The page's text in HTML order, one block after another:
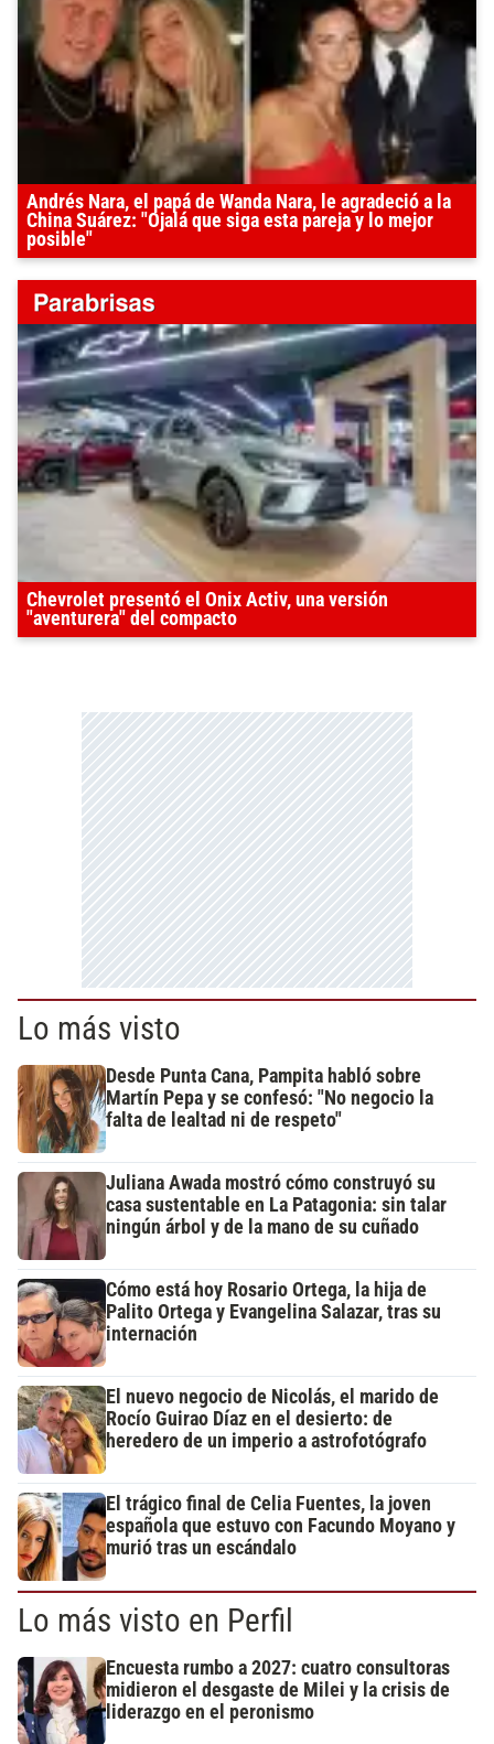
Andrés Nara, el papá de Wanda Nara, le agradeció a la
China Suárez: "Ojalá que siga esta pareja y lo mejor
posible"
Chevrolet presentó el Onix Activ, una versión
"aventurera" del compacto
Lo más visto
Desde Punta Cana, Pampita habló sobre
Martín Pepa y se confesó: "No negocio la
falta de lealtad ni de respeto"
Juliana Awada mostró cómo construyó su
casa sustentable en La Patagonia: sin talar
ningún árbol y de la mano de su cuñado
Cómo está hoy Rosario Ortega, la hija de
Palito Ortega y Evangelina Salazar, tras su
internación
El nuevo negocio de Nicolás, el marido de
Rocío Guirao Díaz en el desierto: de
heredero de un imperio a astrofotógrafo
El trágico final de Celia Fuentes, la joven
española que estuvo con Facundo Moyano y
murió tras un escándalo
Lo más visto en Perfil
Encuesta rumbo a 2027: cuatro consultoras
midieron el desgaste de Milei y la crisis de
liderazgo en el peronismo